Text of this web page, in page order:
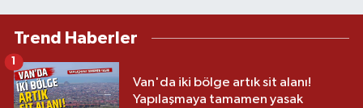
Trend Haberler
Van'da iki bölge artık sit alanı!
Yapılaşmaya tamamen yasak
1